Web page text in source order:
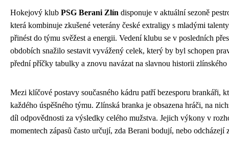
Hokejový klub PSG Berani Zlín disponuje v aktuální sezoně
která kombinuje zkušené veterány české extraligy s mladými
přinést do týmu svěžest a energii. Vedení klubu se v posledních
obdobích snažilo sestavit vyvážený celek, který by byl schopen
přední příčky tabulky a znovu navázat na slavnou historii zlínského
Mezi klíčové postavy současného kádru patří bezesporu brankáři,
každého úspěšného týmu. Zlínská branka je obsazena hráči, na
díl odpovědnosti za výsledky celého mužstva. Jejich výkony v
momentech zápasů často určují, zda Berani bodují, nebo odcházejí